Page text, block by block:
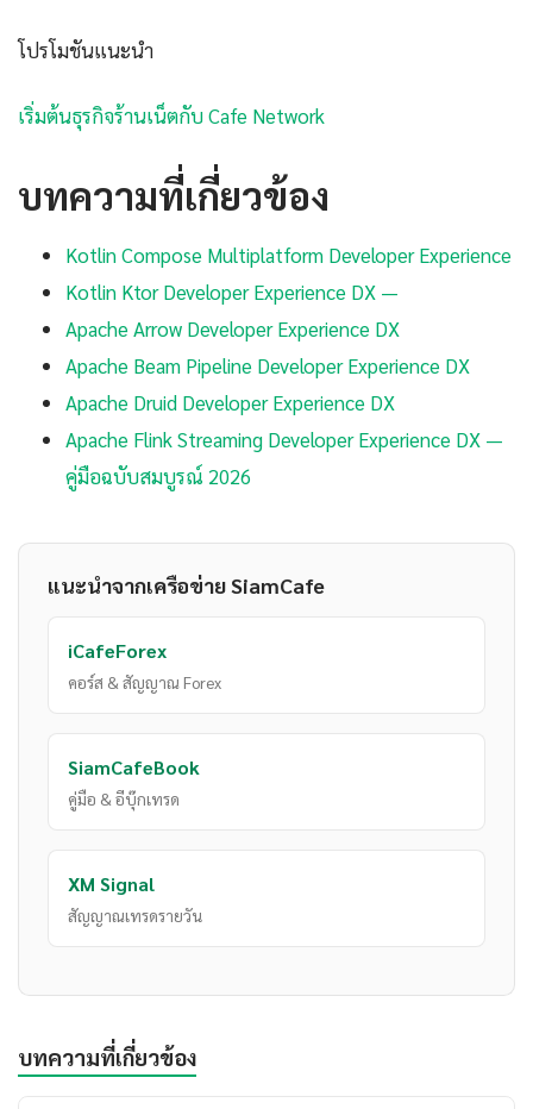
โปรโมชันแนะนำ
เริ่มต้นธุรกิจร้านเน็ตกับ Cafe Network
บทความที่เกี่ยวข้อง
Kotlin Compose Multiplatform Developer Experience
Kotlin Ktor Developer Experience DX —
Apache Arrow Developer Experience DX
Apache Beam Pipeline Developer Experience DX
Apache Druid Developer Experience DX
Apache Flink Streaming Developer Experience DX —
คู่มือฉบับสมบูรณ์ 2026
แนะนำจากเครือข่าย SiamCafe
iCafeForex
คอร์ส & สัญญาณ Forex
SiamCafeBook
คู่มือ & อีบุ๊กเทรด
XM Signal
สัญญาณเทรดรายวัน
บทความที่เกี่ยวข้อง